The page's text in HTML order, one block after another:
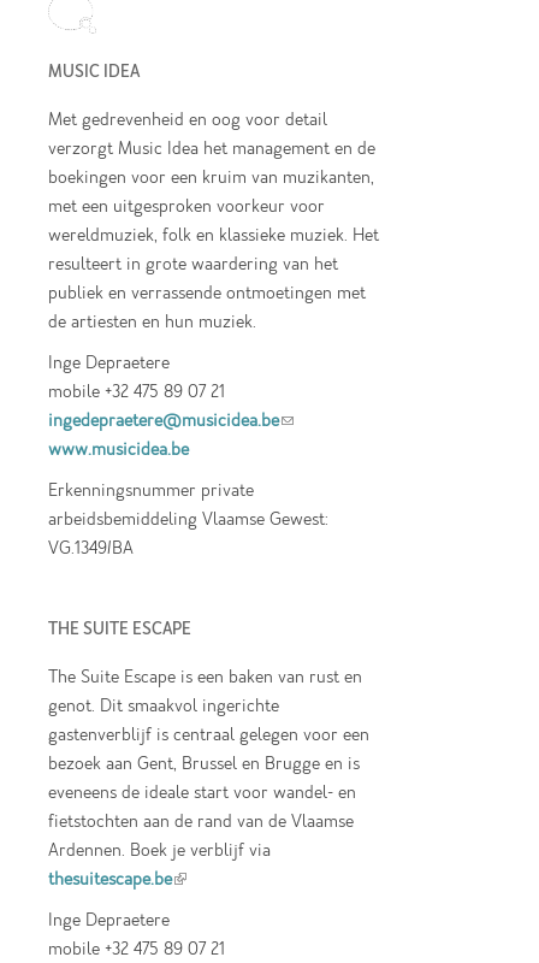
MUSIC IDEA
Met gedrevenheid en oog voor detail
verzorgt Music Idea het management en de
boekingen voor een kruim van muzikanten,
met een uitgesproken voorkeur voor
wereldmuziek, folk en klassieke muziek. Het
resulteert in grote waardering van het
publiek en verrassende ontmoetingen met
de artiesten en hun muziek.
Inge Depraetere
mobile +32 475 89 07 21
ingedepraetere@musicidea.be(link sends e-
www.musicidea.be
Erkenningsnummer private
arbeidsbemiddeling Vlaamse Gewest:
VG.1349/BA
THE SUITE ESCAPE
The Suite Escape is een baken van rust en
genot. Dit smaakvol ingerichte
gastenverblijf is centraal gelegen voor een
bezoek aan Gent, Brussel en Brugge en is
eveneens de ideale start voor wandel- en
fietstochten aan de rand van de Vlaamse
Ardennen. Boek je verblijf via
thesuitescape.be(link is external)
Inge Depraetere
mobile +32 475 89 07 21